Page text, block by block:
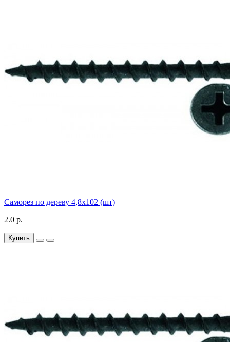
Саморез по дереву 4,8х102 (шт)
2.0 р.
Купить